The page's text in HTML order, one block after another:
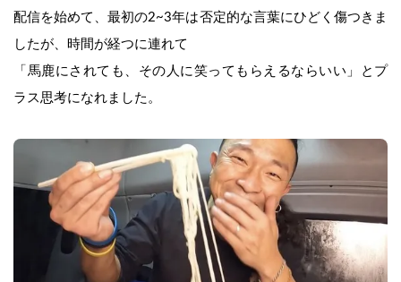
配信を始めて、最初の2~3年は否定的な言葉にひどく傷つきま
したが、時間が経つに連れて
「馬鹿にされても、その人に笑ってもらえるならいい」とプ
ラス思考になれました。